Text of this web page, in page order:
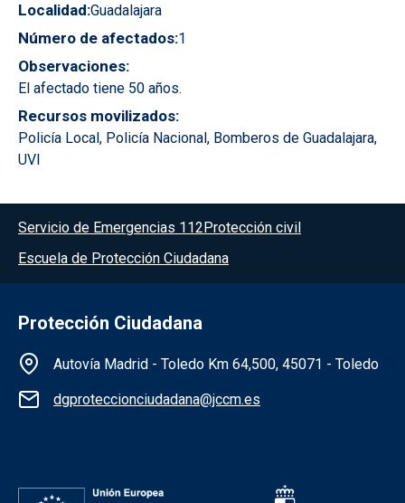
Localidad Guadalajara
Número de afectados 1
Observaciones
El afectado tiene 50 años.
Recursos movilizados
Policía Local, Policía Nacional, Bomberos de Guadalajara,
UVI
Menú del pie
Servicio de Emergencias 112 Protección civil
Escuela de Protección Ciudadana
Protección Ciudadana
Información de la institución
Autovía Madrid - Toledo Km 64,500, 45071 - Toledo
dgproteccionciudadana@jccm.es